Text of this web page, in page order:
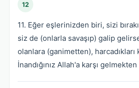
12
11. Eğer eşlerinizden biri, sizi
siz de (onlarla savaşıp) galip
olanlara (ganimetten), harcadıkları
İnandığınız Allah'a karşı gelmekten